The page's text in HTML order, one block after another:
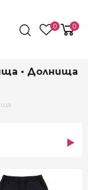
0 0
• Долнища